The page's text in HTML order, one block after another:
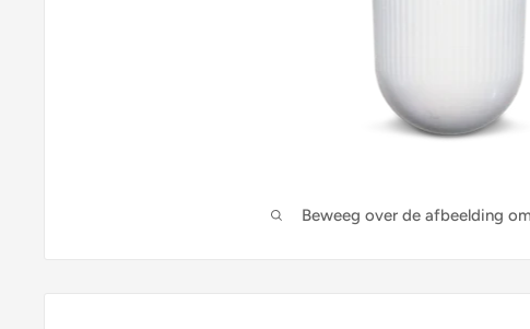
Beweeg over de afbeelding